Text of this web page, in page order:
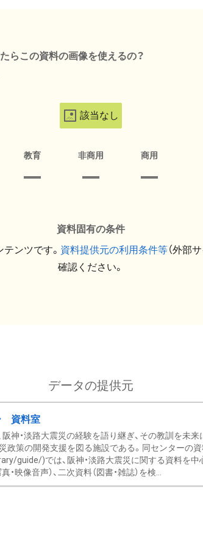
らこの資料の画像を使えるの？
該当なし
教育 非商用 商用
資料固有の条件
ンツです。 資料提供元の利用条件等（外部
確認ください。
データの提供元
資料室
阪神・淡路大震災の経験を語り継ぎ、その教訓を未
政策の開発支援を図る施設である。同センターの
guide/)では、阪神・淡路大震災に関する資料を中
・映像音声）、二次資料（図書・雑誌）を検...